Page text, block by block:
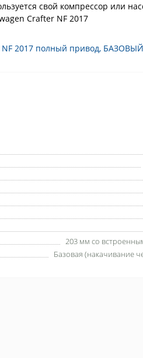
свой компрессор или
Crafter NF 2017
2017 полный привод, БАЗОВЫЙ
203 мм со
Базовая (накачивание